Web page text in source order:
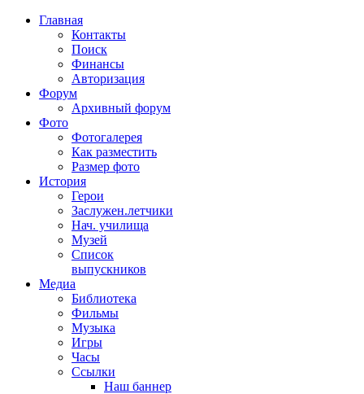
Главная
Контакты
Поиск
Финансы
Авторизация
Форум
Архивный форум
Фото
Фотогалерея
Как разместить
Размер фото
История
Герои
Заслужен.летчики
Нач. училища
Музей
Список
выпускников
Медиа
Библиотека
Фильмы
Музыка
Игры
Часы
Ссылки
Наш баннер